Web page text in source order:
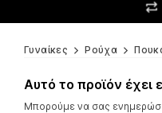
Γυναίκες Ρούχα
Αυτό το προϊόν έχει
Μπορούμε να σας